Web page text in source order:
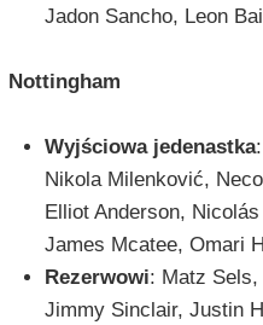
Jadon Sancho, Leon
Nottingham
Wyjściowa jedenastka
Nikola Milenković,
Elliot Anderson,
James Mcatee, Omari
Rezerwowi: Matz
Jimmy Sinclair, Justin